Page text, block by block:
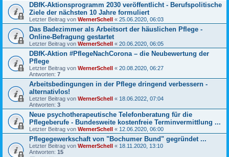
DBfK-Aktionsprogramm 2030 veröffentlicht - Berufspolitische
Ziele der nächsten 10 Jahre formuliert
Letzter Beitrag von WernerSchell « 25.06.2020, 06:03
Das Badezimmer als Arbeitsort der häuslichen Pflege -
Online-Befragung gestartet
Letzter Beitrag von WernerSchell « 20.06.2020, 06:05
DBfK-Aktion #PflegeNachCorona – die Neubewertung der
Pflege
Letzter Beitrag von WernerSchell « 20.08.2020, 06:27
Antworten: 7
Arbeitsbedingungen in der Pflege dringend verbessern -
alternativlos!
Letzter Beitrag von WernerSchell « 18.06.2022, 07:04
Antworten: 3
Neue psychotherapeutische Telefonberatung für die
Pflegeberufe - Bundesweite kostenfreie Terminvermittlung ...
Letzter Beitrag von WernerSchell « 12.06.2020, 06:00
Pflegegewerkschaft von "Bochumer Bund" gegründet ...
Letzter Beitrag von WernerSchell « 18.11.2020, 13:10
Antworten: 15